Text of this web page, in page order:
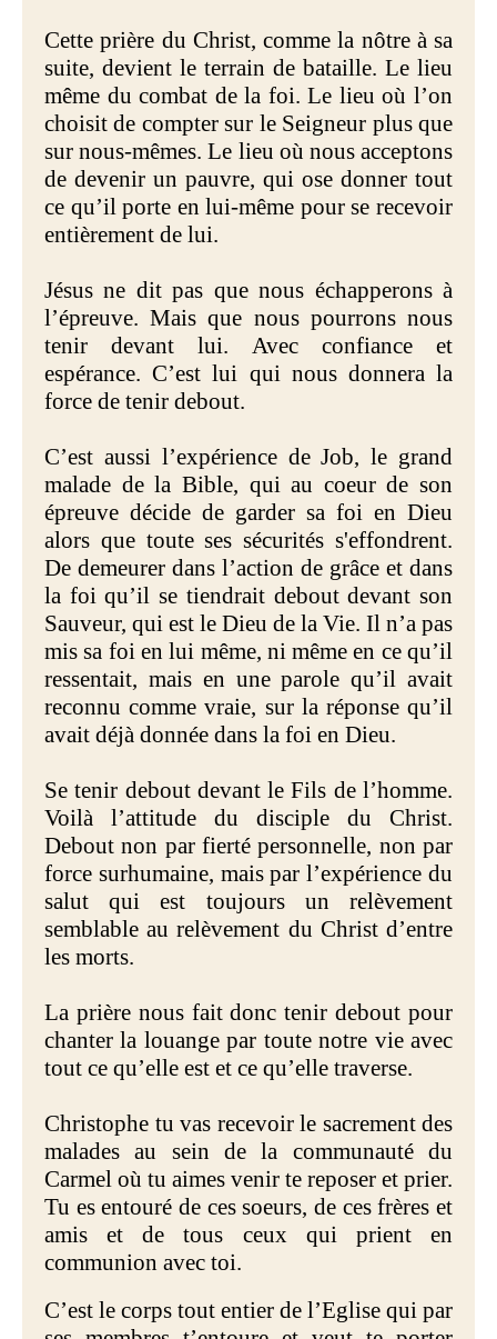
Cette prière du Christ, comme la nôtre à sa
suite, devient le terrain de bataille. Le lieu
même du combat de la foi. Le lieu où l’on
choisit de compter sur le Seigneur plus que
sur nous-mêmes. Le lieu où nous acceptons
de devenir un pauvre, qui ose donner tout
ce qu’il porte en lui-même pour se recevoir
entièrement de lui.
Jésus ne dit pas que nous échapperons à
l’épreuve. Mais que nous pourrons nous
tenir devant lui. Avec confiance et
espérance. C’est lui qui nous donnera la
force de tenir debout.
C’est aussi l’expérience de Job, le grand
malade de la Bible, qui au coeur de son
épreuve décide de garder sa foi en Dieu
alors que toute ses sécurités s'effondrent.
De demeurer dans l’action de grâce et dans
la foi qu’il se tiendrait debout devant son
Sauveur, qui est le Dieu de la Vie. Il n’a pas
mis sa foi en lui même, ni même en ce qu’il
ressentait, mais en une parole qu’il avait
reconnu comme vraie, sur la réponse qu’il
avait déjà donnée dans la foi en Dieu.
Se tenir debout devant le Fils de l’homme.
Voilà l’attitude du disciple du Christ.
Debout non par fierté personnelle, non par
force surhumaine, mais par l’expérience du
salut qui est toujours un relèvement
semblable au relèvement du Christ d’entre
les morts.
La prière nous fait donc tenir debout pour
chanter la louange par toute notre vie avec
tout ce qu’elle est et ce qu’elle traverse.
Christophe tu vas recevoir le sacrement des
malades au sein de la communauté du
Carmel où tu aimes venir te reposer et prier.
Tu es entouré de ces soeurs, de ces frères et
amis et de tous ceux qui prient en
communion avec toi.
C’est le corps tout entier de l’Eglise qui par